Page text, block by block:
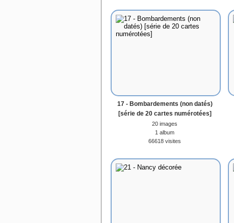
17 - Bombardements (non datés)
[série de 20 cartes numérotées]
20 images
1 album
66618 visites